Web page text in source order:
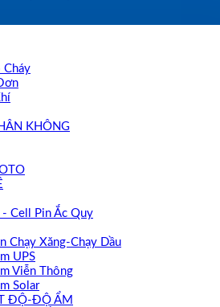
Cháy
KHÔNG
- Cell Pin Ắc Quy
Chạy Xăng-Chạy Dầu
UPS
Viễn Thông
Solar
ĐỘ-ĐỘ ẨM